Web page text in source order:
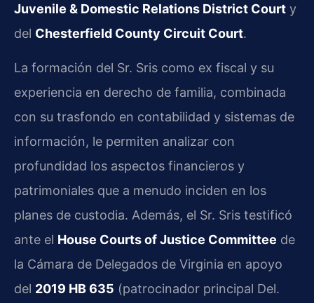
Juvenile & Domestic Relations District Court y
del Chesterfield County Circuit Court.
La formación del Sr. Sris como ex fiscal y su
experiencia en derecho de familia, combinada
con su trasfondo en contabilidad y sistemas de
información, le permiten analizar con
profundidad los aspectos financieros y
patrimoniales que a menudo inciden en los
planes de custodia. Además, el Sr. Sris testificó
ante el House Courts of Justice Committee de
la Cámara de Delegados de Virginia en apoyo
del 2019 HB 635 (patrocinador principal Del.